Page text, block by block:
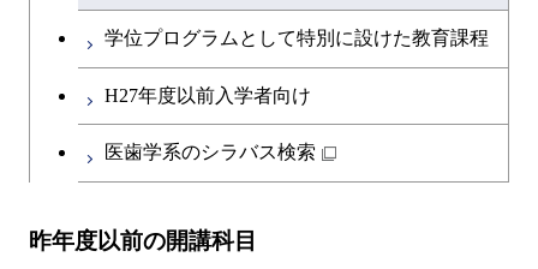
英語科目
第二外国語科目
キャリア科目
学位プログラムとして特別に設けた教育課程
H27年度以前入学者向け
医歯学系のシラバス検索
昨年度以前の開講科目